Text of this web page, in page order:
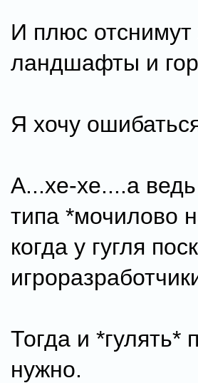
И плюс отснимут
ландшафты и
Я хочу
А...хе-хе....а
типа *мочилово
когда у гугля
Тогда и *гулять*
нужно.